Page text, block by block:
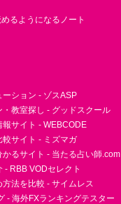
るようになるノート
ション - ゾスASP
教室探し - グッドスクール
サイト - WEBCODE
サイト - ミズマガ
るサイト - 当たる占い師.com
- RBB VODセレクト
法を比較 - サイムレス
- 海外FXランキングテスター